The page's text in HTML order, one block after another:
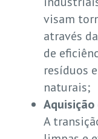
visam
através
de
resíduos
naturais;
A